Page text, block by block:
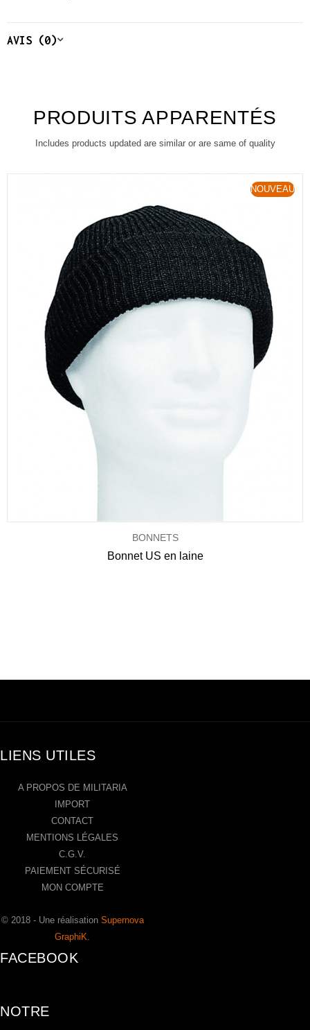
AVIS (0)
PRODUITS APPARENTÉS
Includes products updated are similar or are same of quality
NOUVEAU
BONNETS
Bonnet US en laine
LIENS UTILES
A PROPOS DE MILITARIA
IMPORT
CONTACT
MENTIONS LÉGALES
C.G.V.
PAIEMENT SÉCURISÉ
MON COMPTE
© 2018 - Une réalisation Supernova
GraphiK
FACEBOOK
NOTRE